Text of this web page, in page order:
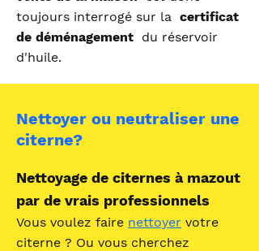
toujours interrogé sur la certificat
de déménagement du réservoir
d'huile.
Nettoyer ou neutraliser une
citerne?
Nettoyage de citernes à mazout
par de vrais professionnels
Vous voulez faire nettoyer votre
citerne ? Ou vous cherchez